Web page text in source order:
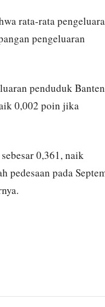
rata-rata
pengeluaran
penduduk Banten
0,002 poin jika
0,361, naik
pedesaan pada